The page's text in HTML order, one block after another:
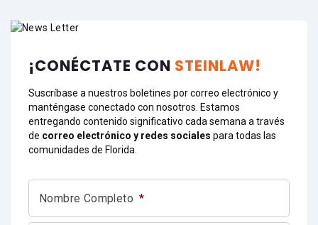
¡CONÉCTATE CON STEINLAW!
Suscríbase a nuestros boletines por correo electrónico y
manténgase conectado con nosotros. Estamos
entregando contenido significativo cada semana a través
de correo electrónico y redes sociales para todas las
comunidades de Florida.
Nombre Completo *